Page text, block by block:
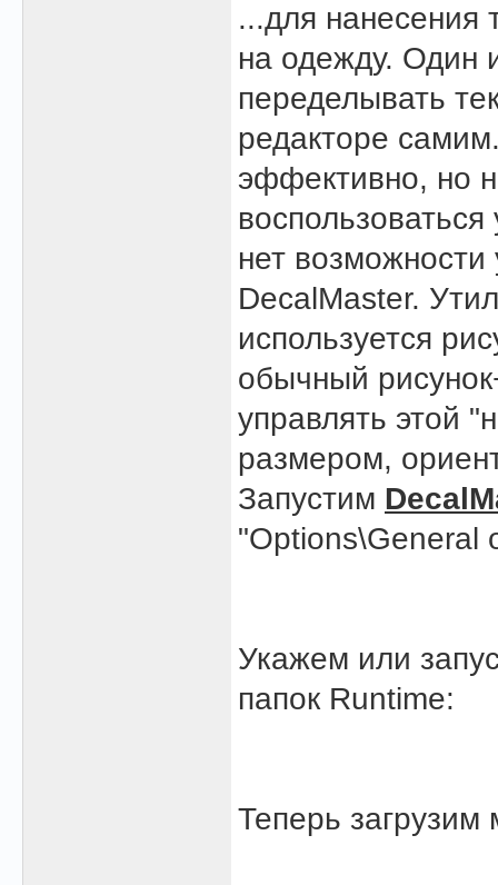
...для нанесения
на одежду. Один
переделывать
редакторе
эффективно, но
нет возможности
DecalMaster.
используется
обычный
управлять этой
размером,
Запустим
"Options\General
Укажем или
папок Runtime:
Теперь